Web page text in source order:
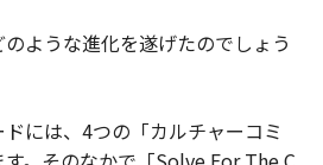
ような進化を遂げたのでしょう
には、4つの「カルチャーコミ